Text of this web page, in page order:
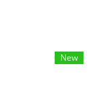
New